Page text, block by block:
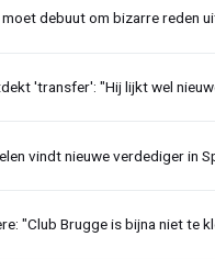
debuut om bizarre reden
'transfer': "Hij lijkt wel
vindt nieuwe verdediger in
"Club Brugge is bijna niet te